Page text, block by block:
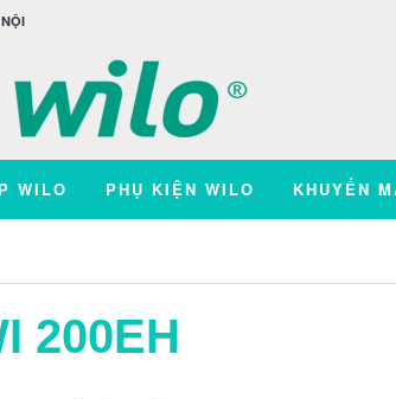
WILO PHỤ KIỆN WILO KHUYẾN
200EH